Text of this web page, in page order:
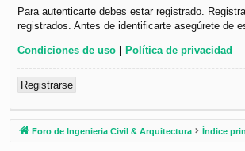
Para autenticarte debes estar registrado.
registrados. Antes de identificarte asegúrete de
Condiciones de uso | Política de privacidad
Registrarse
Foro de Ingenieria Civil & Arquitectura Índice